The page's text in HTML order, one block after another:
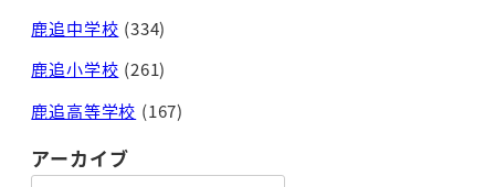
鹿追中学校 (334)
鹿追小学校 (261)
鹿追高等学校 (167)
アーカイブ